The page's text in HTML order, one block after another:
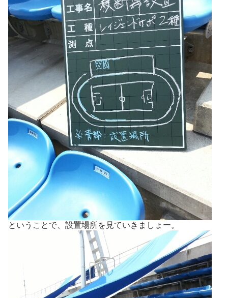
ということで、設置場所を見ていきましょー。